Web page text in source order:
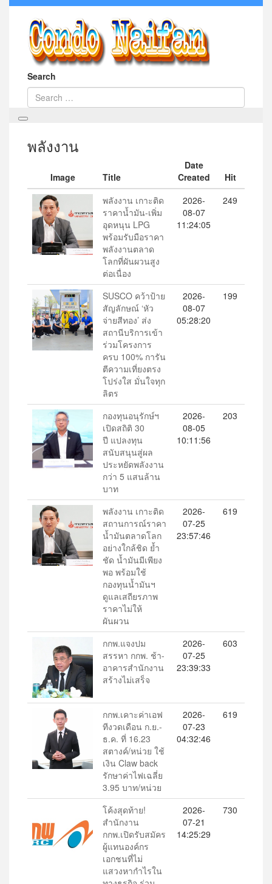
Search
พลังงาน
Image Title
Date
Created
Hit
พลังงาน เกาะติด
ราคาน้ำมัน-เพิ่ม
อุดหนุน LPG
พร้อมรับมือราคา
พลังงานตลาด
โลกที่ผันผวนสูง
ต่อเนื่อง
2026-
08-07
11:24:05
249
SUSCO คว้าป้าย
สัญลักษณ์ ‘หัว
จ่ายสีทอง’ ส่ง
สถานีบริการเข้า
ร่วมโครงการ
ครบ 100% การัน
ตีความเที่ยงตรง
โปร่งใส มั่นใจทุก
ลิตร
2026-
08-07
05:28:20
199
กองทุนอนุรักษ์ฯ
เปิดสถิติ 30
ปี แปลงทุน
สนับสนุนสู่ผล
ประหยัดพลังงาน
กว่า 5 แสนล้าน
บาท
2026-
08-05
10:11:56
203
พลังงาน เกาะติด
สถานการณ์ราคา
น้ำมันตลาดโลก
อย่างใกล้ชิด ย้ำ
ชัด น้ำมันมีเพียง
พอ พร้อมใช้
กองทุนน้ำมันฯ
ดูแลเสถียรภาพ
ราคาไม่ให้
ผันผวน
2026-
07-25
23:57:46
619
กกพ.แจงปม
สรรหา กกพ. ช้า-
อาคารสำนักงาน
สร้างไม่เสร็จ
2026-
07-25
23:39:33
603
กกพ.เคาะค่าเอฟ
ทีงวดเดือน ก.ย.-
ธ.ค. ที่ 16.23
สตางค์/หน่วย ใช้
เงิน Claw back
รักษาค่าไฟเฉลี่ย
3.95 บาท/หน่วย
2026-
07-23
04:32:46
619
โค้งสุดท้าย!
สำนักงาน
กกพ.เปิดรับสมัคร
ผู้แทนองค์กร
เอกชนที่ไม่
แสวงหากำไรใน
2026-
07-21
14:25:29
730